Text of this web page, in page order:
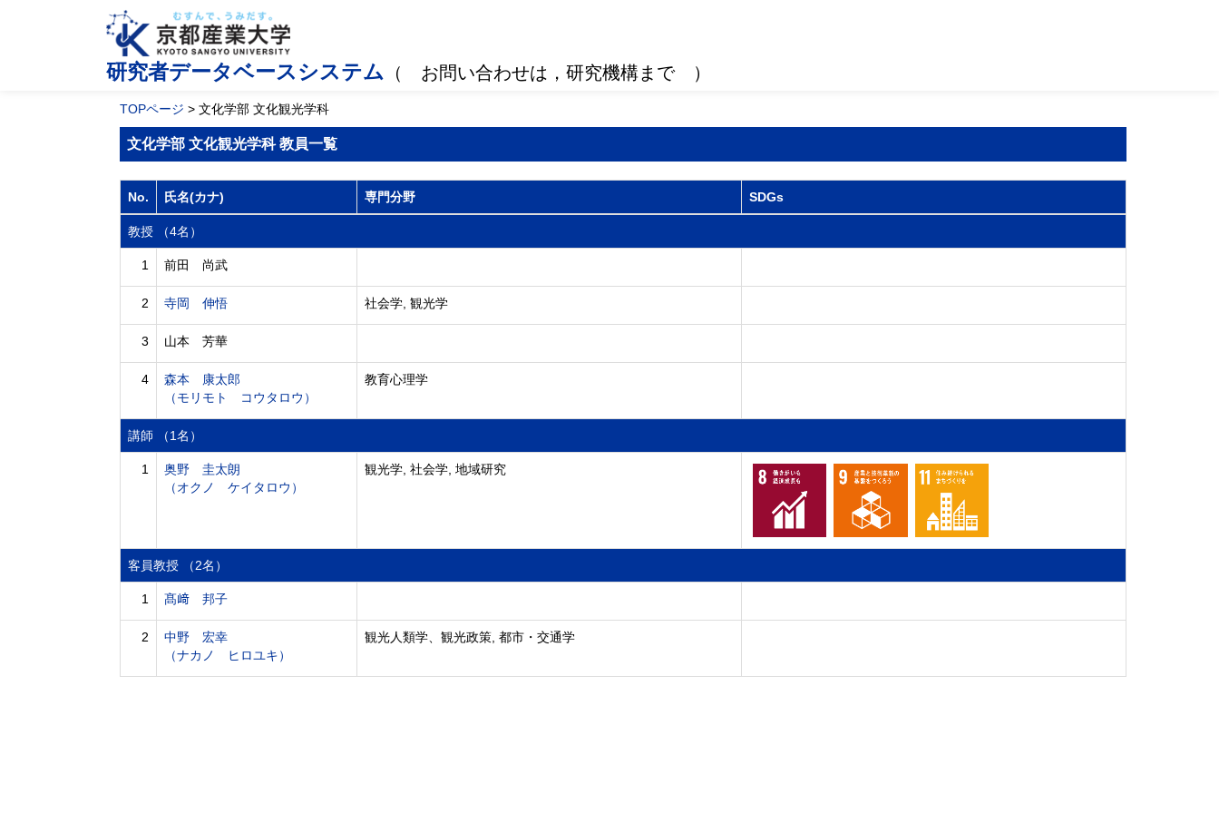
研究者データベースシステム （ お問い合わせは，研究機構まで ）
TOPページ > 文化学部 文化観光学科
文化学部 文化観光学科 教員一覧
No. 氏名(カナ) 専門分野 SDGs
教授 （4名）
1 前田 尚武
2 寺岡 伸悟 社会学, 観光学
3 山本 芳華
4
森本 康太郎
（モリモト コウタロウ）
教育心理学
講師 （1名）
1
奥野 圭太朗
（オクノ ケイタロウ）
観光学, 社会学, 地域研究
客員教授 （2名）
1 髙﨑 邦子
2
中野 宏幸
（ナカノ ヒロユキ）
観光人類学、観光政策, 都市・交通学